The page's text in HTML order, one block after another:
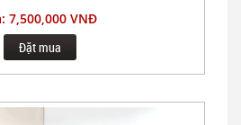
7,500,000 VNĐ
Đặt mua